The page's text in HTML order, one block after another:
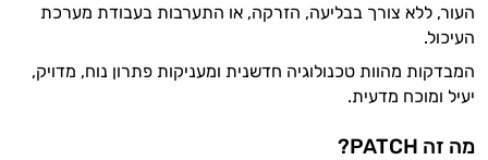
העור, ללא צורך בבליעה, הזרקה, או התערבות בעבודת מערכת
העיכול.
המבדקות מהוות טכנולוגיה חדשנית ומעניקות פתרון נוח, מדויק,
יעיל ומוכח מדעית.
מה זה PATCH?